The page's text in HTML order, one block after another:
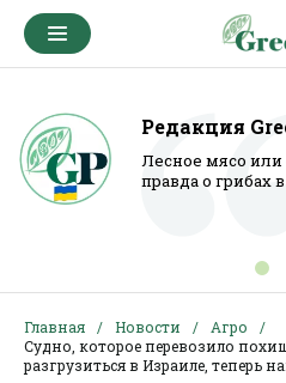
Редакция
Лесное мясо или
правда о грибах
Главная Новости
Агро
Судно, которое перевозило
разгрузиться в Израиле, теперь